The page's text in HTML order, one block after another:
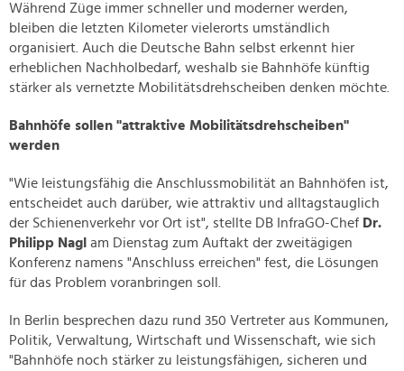
Während Züge immer schneller und moderner werden,
bleiben die letzten Kilometer vielerorts umständlich
organisiert. Auch die Deutsche Bahn selbst erkennt hier
erheblichen Nachholbedarf, weshalb sie Bahnhöfe künftig
stärker als vernetzte Mobilitätsdrehscheiben denken möchte.
Bahnhöfe sollen "attraktive Mobilitätsdrehscheiben"
werden
"Wie leistungsfähig die Anschlussmobilität an Bahnhöfen ist,
entscheidet auch darüber, wie attraktiv und alltagstauglich
der Schienenverkehr vor Ort ist", stellte DB InfraGO-Chef Dr.
Philipp Nagl am Dienstag zum Auftakt der zweitägigen
Konferenz namens "Anschluss erreichen" fest, die Lösungen
für das Problem voranbringen soll.
In Berlin besprechen dazu rund 350 Vertreter aus Kommunen,
Politik, Verwaltung, Wirtschaft und Wissenschaft, wie sich
"Bahnhöfe noch stärker zu leistungsfähigen, sicheren und